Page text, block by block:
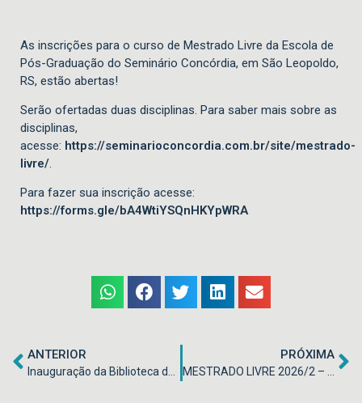
As inscrições para o curso de Mestrado Livre da Escola de
Pós-Graduação do Seminário Concórdia, em São Leopoldo,
RS, estão abertas!
Serão ofertadas duas disciplinas. Para saber mais sobre as
disciplinas,
acesse: https://seminarioconcordia.com.br/site/mestrado-
livre/.
Para fazer sua inscrição acesse:
https://forms.gle/bA4WtiYSQnHKYpWRA
ANTERIOR
Inauguração da Biblioteca do Seminário Concórdia e Faculdade Luterana Concórdia
PRÓXIMA
MESTRADO LIVRE 2026/2 – NOVA DISCIPLINA